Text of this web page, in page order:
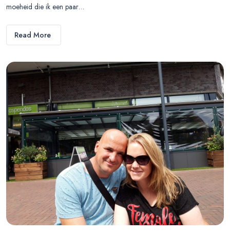
moeheid die ik een paar…
Read More